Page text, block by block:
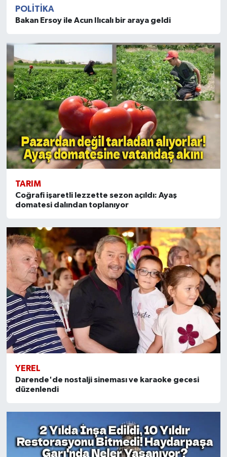
POLITIKA
Bakan Ersoy ile Acun Ilıcalı bir araya geldi
TARIM
Coğrafi işaretli lezzette sezon açıldı: Ayaş
domatesi dalından toplanıyor
YEREL
Darende'de nostalji sineması ve karaoke gecesi
düzenlendi